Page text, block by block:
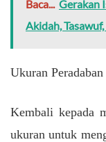
Baca... Gerakan
Akidah,
Ukuran Peradaban
Kembali kepada
ukuran untuk